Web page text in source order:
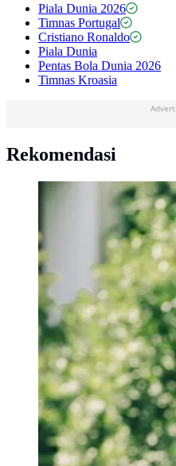
Piala Dunia 2026
Timnas Portugal
Cristiano Ronaldo
Piala Dunia
Pentas Bola Dunia 2026
Timnas Kroasia
Rekomendasi